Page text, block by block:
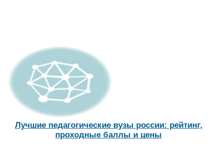
Лучшие педагогические вузы россии: рейтинг,
проходные баллы и цены